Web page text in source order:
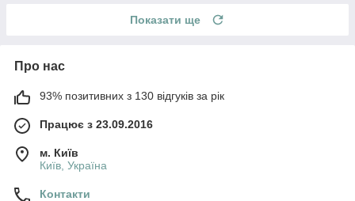
Показати ще
Про нас
93% позитивних з 130 відгуків за рік
Працює з 23.09.2016
м. Київ
Київ, Україна
Контакти